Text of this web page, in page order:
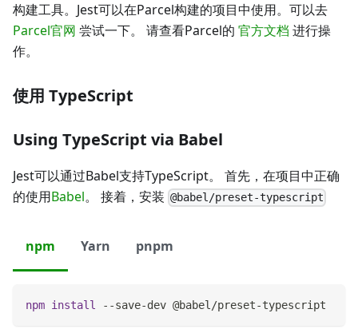
构建工具。Jest可以在Parcel构建的项目中使用。可以去
Parcel官网 尝试一下。 请查看Parcel的 官方文档 进行操
作。
使用 TypeScript
Using TypeScript via Babel
Jest可以通过Babel支持TypeScript。 首先，在项目中正确
的使用Babel。 接着，安装 @babel/preset-typescript
npm Yarn pnpm
npm install --save-dev @babel/preset-typescript